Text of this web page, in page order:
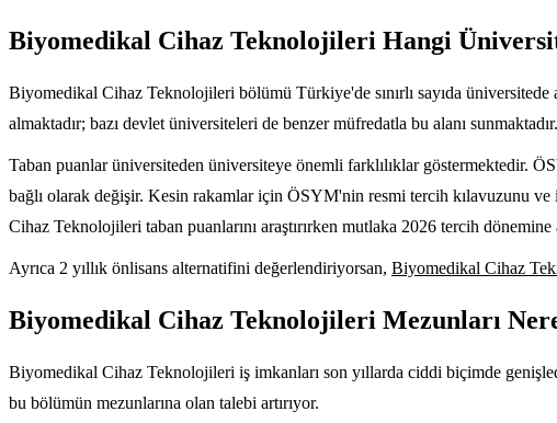
Biyomedikal Cihaz Teknolojileri Hangi
Biyomedikal Cihaz Teknolojileri bölümü Türkiye'de sınırlı sayıda üniversitede
almaktadır; bazı devlet üniversiteleri de benzer müfredatla bu alanı sunmaktadır.
Taban puanlar üniversiteden üniversiteye önemli farklılıklar göstermektedir.
bağlı olarak değişir. Kesin rakamlar için ÖSYM'nin resmi tercih kılavuzunu
Cihaz Teknolojileri taban puanlarını araştırırken mutlaka 2026 tercih
Ayrıca 2 yıllık önlisans alternatifini değerlendiriyorsan, Biyomedikal Cihaz
Biyomedikal Cihaz Teknolojileri Mezunları
Biyomedikal Cihaz Teknolojileri iş imkanları son yıllarda ciddi biçimde
bu bölümün mezunlarına olan talebi artırıyor.